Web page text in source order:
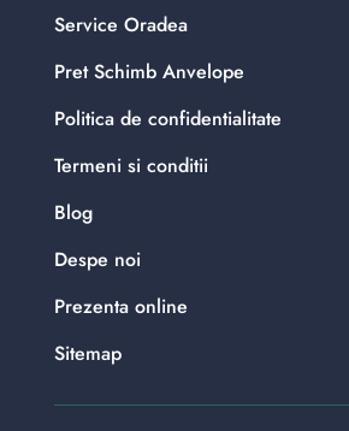
Service Oradea
Pret Schimb Anvelope
Politica de confidentialitate
Termeni si conditii
Blog
Despe noi
Prezenta online
Sitemap